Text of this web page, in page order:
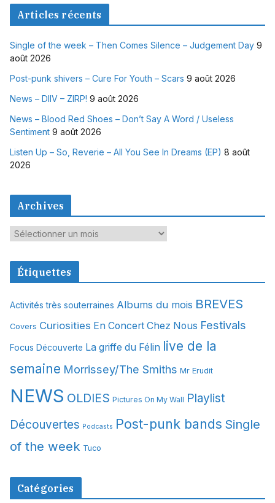
Articles récents
Single of the week – Then Comes Silence – Judgement Day 9
août 2026
Post-punk shivers – Cure For Youth – Scars 9 août 2026
News – DIIV – ZIRP! 9 août 2026
News – Blood Red Shoes – Don’t Say A Word / Useless
Sentiment 9 août 2026
Listen Up – So, Reverie – All You See In Dreams (EP) 8 août
2026
Archives
A
c
v
e
Étiquettes
Activités très souterraines Albums du mois BREVES
Covers Curiosities En Concert Chez Nous Festivals
Focus Découverte La griffe du Félin live de la
semaine Morrissey/The Smiths Mr Erudit
NEWS OLDIES Pictures On My Wall Playlist
Découvertes Podcasts Post-punk bands Single
of the week Tuco
Catégories